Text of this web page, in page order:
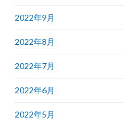
2022年9月
2022年8月
2022年7月
2022年6月
2022年5月